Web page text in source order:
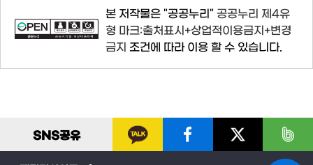
본 저작물은 "공공누리" 공공누리 제4유
형 마크:출처표시+상업적이용금지+변경
금지 조건에 따라 이용 할 수 있습니다.
SNS공유